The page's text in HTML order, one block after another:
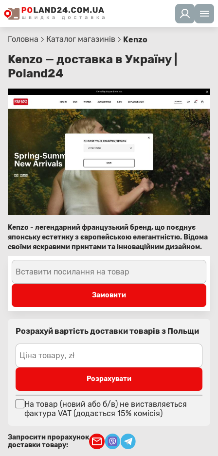
Головна Каталог магазинів Kenzo
Kenzo — доставка в Україну |
Poland24
Kenzo - легендарний французький бренд, що поєднує
японську естетику з європейською елегантністю. Відома
своїми яскравими принтами та інноваційним дизайном.
Вставити посилання на товар
Замовити
Розрахуй вартість доставки товарів з Польщи
Ціна товару, zł
Розрахувати
На товар (новий або б/в) не виставляється
фактура VAT (додається 15% комісія)
Запросити прорахунок
доставки товару: